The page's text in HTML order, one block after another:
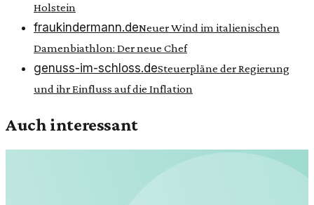
Holstein
fraukindermann.deNeuer Wind im italienischen
Damenbiathlon: Der neue Chef
genuss-im-schloss.deSteuerpläne der Regierung
und ihr Einfluss auf die Inflation
Auch interessant